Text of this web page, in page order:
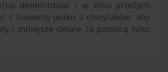
demontować i w kilku prostych
z trawersy jeden z chwytaków, aby
i mniejsze detale za pomocą tylko